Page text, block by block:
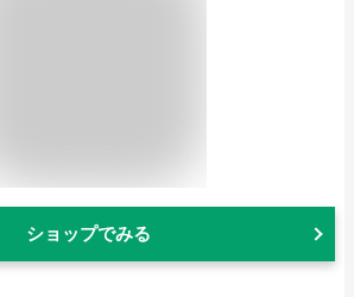
ショップでみる